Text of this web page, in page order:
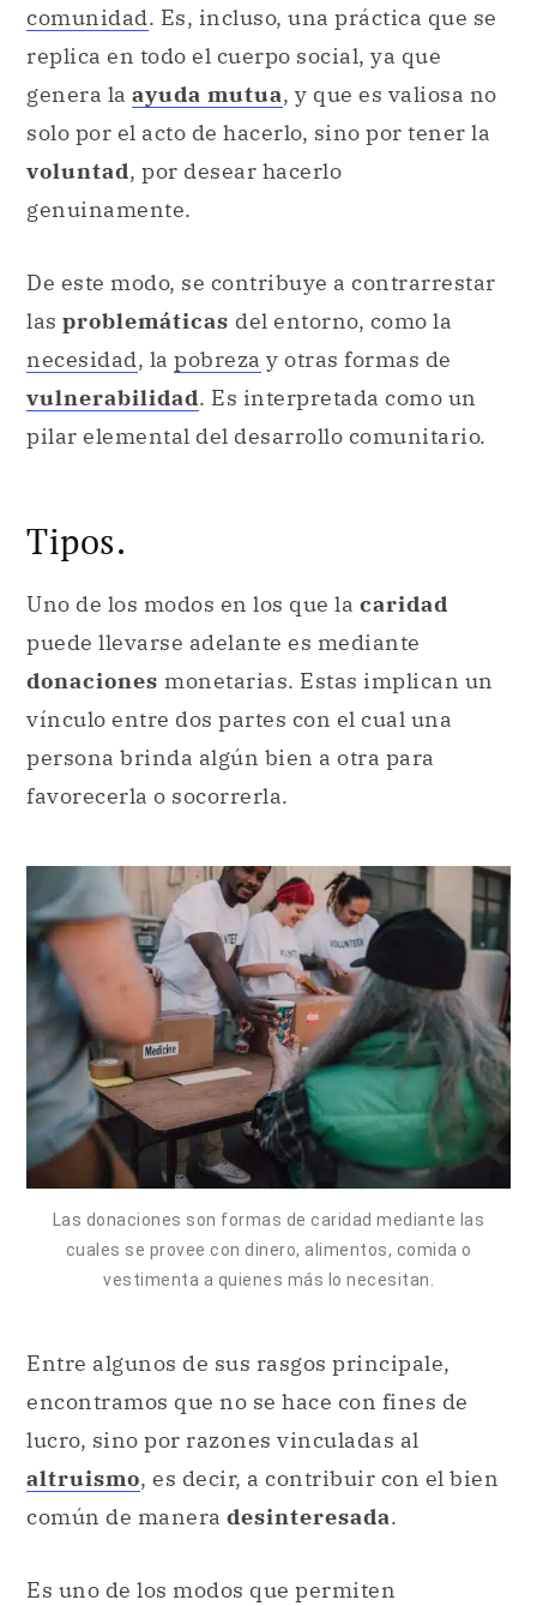
comunidad. Es, incluso, una práctica que se
replica en todo el cuerpo social, ya que
genera la ayuda mutua, y que es valiosa no
solo por el acto de hacerlo, sino por tener la
voluntad, por desear hacerlo
genuinamente.
De este modo, se contribuye a contrarrestar
las problemáticas del entorno, como la
necesidad, la pobreza y otras formas de
vulnerabilidad. Es interpretada como un
pilar elemental del desarrollo comunitario.
Tipos.
Uno de los modos en los que la caridad
puede llevarse adelante es mediante
donaciones monetarias. Estas implican un
vínculo entre dos partes con el cual una
persona brinda algún bien a otra para
favorecerla o socorrerla.
Las donaciones son formas de caridad mediante las
cuales se provee con dinero, alimentos, comida o
vestimenta a quienes más lo necesitan.
Entre algunos de sus rasgos principale,
encontramos que no se hace con fines de
lucro, sino por razones vinculadas al
altruismo, es decir, a contribuir con el bien
común de manera desinteresada.
Es uno de los modos que permiten